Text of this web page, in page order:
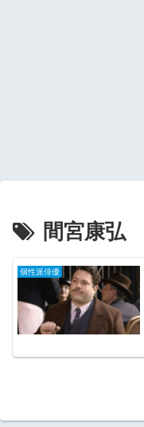
間宮康弘
個性派俳優